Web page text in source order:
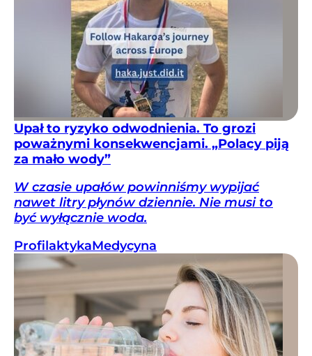
Upał to ryzyko odwodnienia. To grozi
poważnymi konsekwencjami. „Polacy piją
za mało wody”
W czasie upałów powinniśmy wypijać
nawet litry płynów dziennie. Nie musi to
być wyłącznie woda.
ProfilaktykaMedycyna